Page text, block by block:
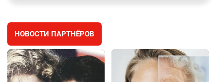
4
🇺🇸🇯🇵 США и Япония провели совместную
интервенцию для спасения иены
2681 1 16
5
💬 Димаш Кудайберген ответил на критику
НОВОСТИ ПАРТНЁРОВ